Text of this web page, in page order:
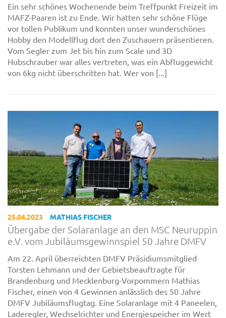
Ein sehr schönes Wochenende beim Treffpunkt Freizeit im
MAFZ-Paaren ist zu Ende. Wir hatten sehr schöne Flüge
vor tollen Publikum und konnten unser wunderschönes
Hobby den Modellflug dort den Zuschauern präsentieren.
Vom Segler zum Jet bis hin zum Scale und 3D
Hubschrauber war alles vertreten, was ein Abfluggewicht
von 6kg nicht überschritten hat. Wer von [...]
25.04.2023 MATHIAS FISCHER
Übergabe der Solaranlage an den MSC Neuruppin
e.V. vom Jubiläumsgewinnspiel 50 Jahre DMFV
Am 22. April überreichten DMFV Präsidiumsmitglied
Torsten Lehmann und der Gebietsbeauftragte für
Brandenburg und Mecklenburg-Vorpommern Mathias
Fischer, einen von 4 Gewinnen anlässlich des 50 Jahre
DMFV Jubiläumsflugtag. Eine Solaranlage mit 4 Paneelen,
Laderegler, Wechselrichter und Energiespeicher im Wert